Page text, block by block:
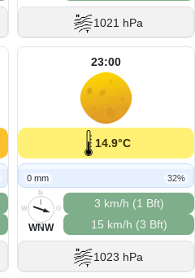
1021 hPa
23:00
14.9°C
0 mm 32%
N
O
S
W
WNW
3 km/h (1 Bft)
15 km/h (3 Bft)
1023 hPa